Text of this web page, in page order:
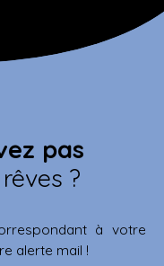
pas
?
à votre
alerte mail !